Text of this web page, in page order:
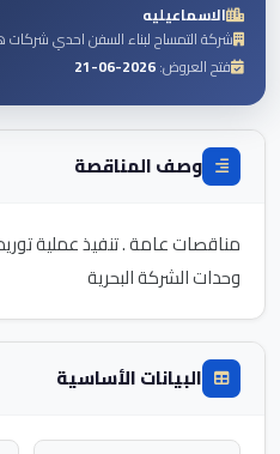
الاسماعيليه
شركة التمساح لبناء السفن احدي شركات
فتح العروض:2026-06-21
وصف المناقصة
مناقصات عامة . تنفيذ عملية
وحدات الشركة البحرية
البيانات الأساسية